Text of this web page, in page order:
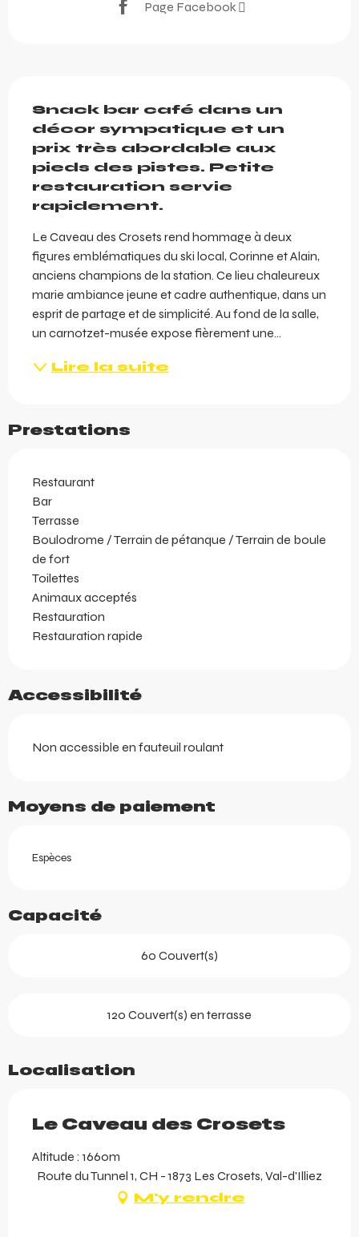
Page Facebook
Snack bar café dans un
décor sympatique et un
prix très abordable aux
pieds des pistes. Petite
restauration servie
rapidement.
Le Caveau des Crosets rend hommage à deux
figures emblématiques du ski local, Corinne et Alain,
anciens champions de la station. Ce lieu chaleureux
marie ambiance jeune et cadre authentique, dans un
esprit de partage et de simplicité. Au fond de la salle,
un carnotzet-musée expose fièrement une...
Lire la suite
Prestations
Restaurant
Bar
Terrasse
Boulodrome / Terrain de pétanque / Terrain de boule
de fort
Toilettes
Animaux acceptés
Restauration
Restauration rapide
Accessibilité
Non accessible en fauteuil roulant
Moyens de paiement
Espèces
Capacité
60 Couvert(s)
120 Couvert(s) en terrasse
Localisation
Le Caveau des Crosets
Altitude : 1660m
Route du Tunnel 1, CH - 1873 Les Crosets, Val-d'Illiez
M'y rendre